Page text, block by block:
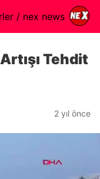
/ nex news
Tehdit
2 yıl önce